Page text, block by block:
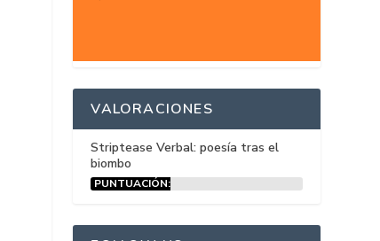
VALORACIONES
Striptease Verbal: poesía tras el
biombo
PUNTUACIÓN: